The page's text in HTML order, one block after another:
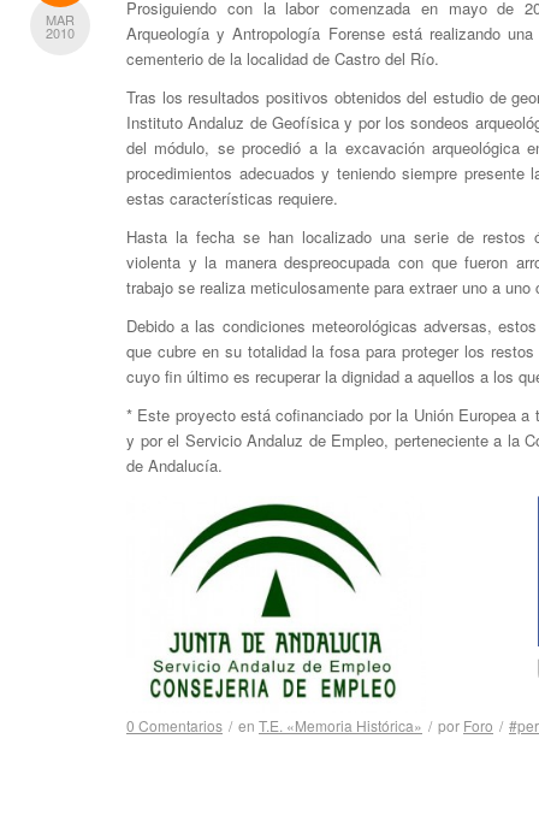
MAR
2010
Prosiguiendo con la labor comenzada en mayo de
Arqueología y Antropología Forense está realizando
cementerio de la localidad de Castro del Río.
Tras los resultados positivos obtenidos del estudio de
Instituto Andaluz de Geofísica y por los sondeos
del módulo, se procedió a la excavación
procedimientos adecuados y teniendo siempre presente
estas características requiere.
Hasta la fecha se han localizado una serie de restos
violenta y la manera despreocupada con que fueron
trabajo se realiza meticulosamente para extraer uno a uno
Debido a las condiciones meteorológicas adversas,
que cubre en su totalidad la fosa para proteger los
cuyo fin último es recuperar la dignidad a aquellos a los
* Este proyecto está cofinanciado por la Unión Europea a
y por el Servicio Andaluz de Empleo, perteneciente a la
de Andalucía.
0 Comentarios / en T.E. «Memoria Histórica» / por Foro /